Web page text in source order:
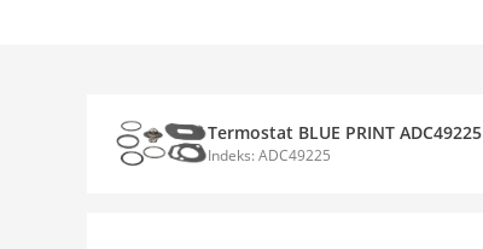
Termostat BLUE PRINT ADC49225
Indeks: ADC49225